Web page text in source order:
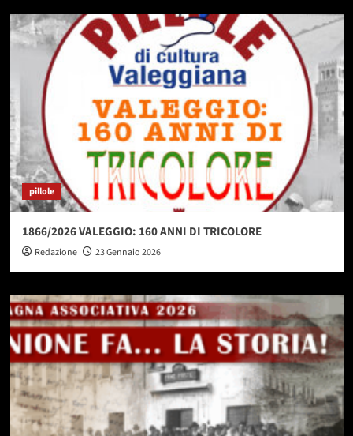
pillole
1866/2026 VALEGGIO: 160 ANNI DI TRICOLORE
Redazione 23 Gennaio 2026